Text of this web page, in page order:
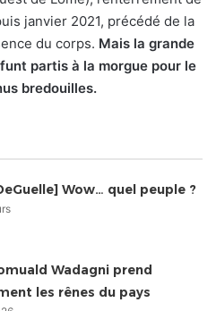
janvier 2021, précédé de la
du corps. Mais la grande
partis à la morgue pour le
bredouilles.
Wow… quel peuple ?
Wadagni prend
les rênes du pays